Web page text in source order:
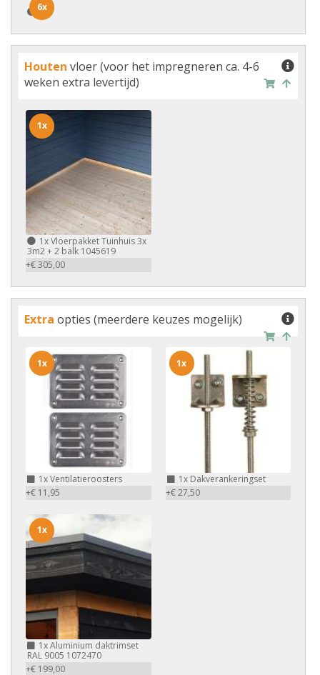
6x
6x
Houten vloer (voor het impregneren ca. 4-6
weken extra levertijd)
1xVloerpakket Tuinhuis 3x
3m2 + 2 balk 1045619
+€ 305,00
1x
Extra opties (meerdere keuzes mogelijk)
1xVentilatieroosters
+€ 11,95
1x
1xDakverankeringset
+€ 27,50
1x
1xAluminium daktrimset
RAL 9005 1072470
+€ 199,00
1x